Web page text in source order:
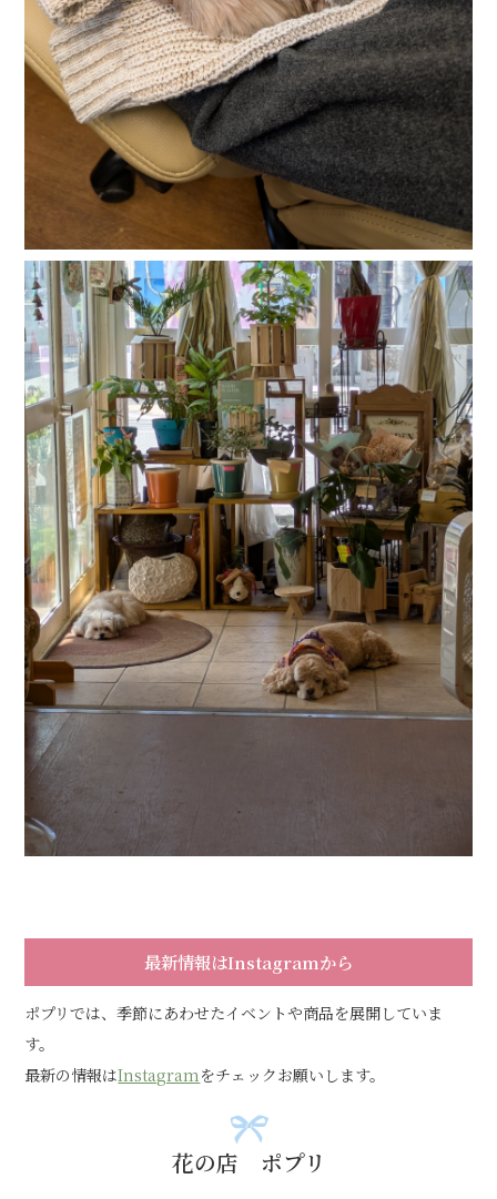
最新情報はInstagramから
ポプリでは、季節にあわせたイベントや商品を展開していま
す。
最新の情報はInstagram をチェックお願いします。
花の店 ポプリ